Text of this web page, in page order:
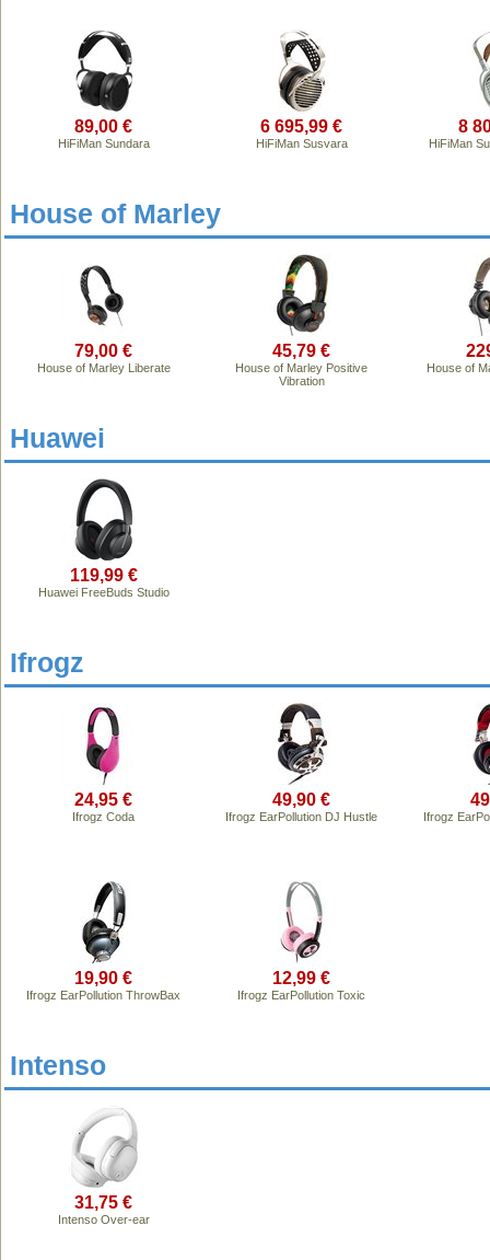
89,00 €
HiFiMan Sundara
6 695,99 €
HiFiMan Susvara
8
HiFiMan
House of Marley
79,00 €
House of Marley Liberate
45,79 €
House of Marley Positive
Vibration
House of
Huawei
119,99 €
Huawei FreeBuds Studio
Ifrogz
24,95 €
Ifrogz Coda
49,90 €
Ifrogz EarPollution DJ Hustle Ifrogz
19,90 €
Ifrogz EarPollution ThrowBax
12,99 €
Ifrogz EarPollution Toxic
Intenso
31,75 €
Intenso Over-ear